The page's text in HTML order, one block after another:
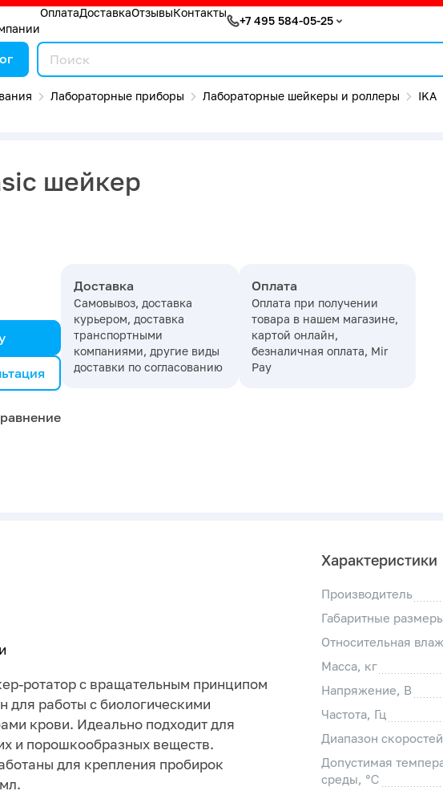
ОплатаДоставкаОтзывыКонтакты
+7 495 584-05-25
Лабораторные приборы Лабораторные шейкеры и роллеры IKA
шейкер
Доставка
Самовывоз, доставка
курьером, доставка
транспортными
компаниями, другие виды
доставки по согласованию
Оплата
Оплата при получении
товара в нашем магазине,
картой онлайн,
безналичная оплата, Mir
Pay
ротатор с вращательным принципом
для работы с биологическими
крови. Идеально подходит для
и порошкообразных веществ.
для крепления пробирок
Характеристики
Производитель
Габаритные
Относительная
Масса, кг
Напряжение, В
Частота, Гц
Диапазон
Допустимая
среды, ℃